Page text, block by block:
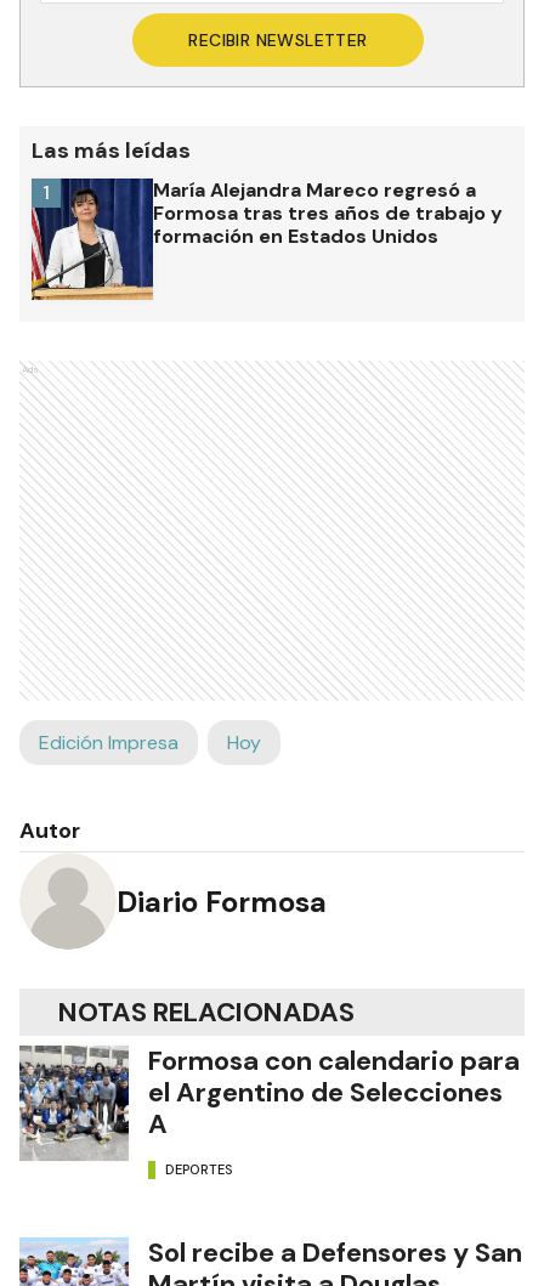
RECIBIR NEWSLETTER
Las más leídas
María Alejandra Mareco regresó a
Formosa tras tres años de trabajo y
formación en Estados Unidos
1
Ads
Edición Impresa Hoy
Autor
Diario Formosa
NOTAS RELACIONADAS
Formosa con calendario para
el Argentino de Selecciones
A
DEPORTES
Sol recibe a Defensores y San